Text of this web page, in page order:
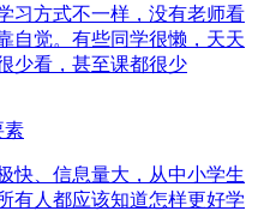
习方式不一样，没有老师看
自觉。有些同学很懒，天天
少看，甚至课都很少
素
快、信息量大，从中小学生
有人都应该知道怎样更好学